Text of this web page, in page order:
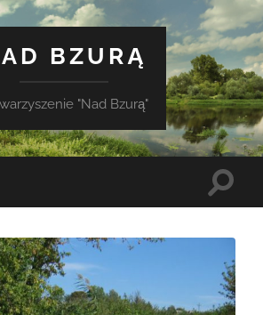
narzędzi
BZURĄ
"Nad Bzurą"
Toggle